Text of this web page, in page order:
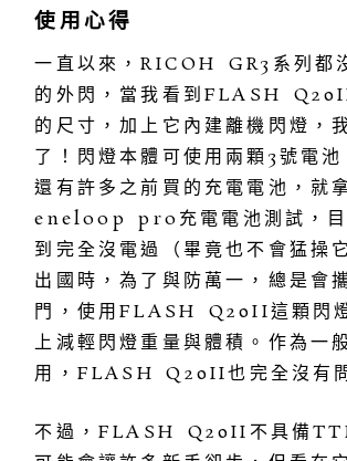
使用心得
一直以來，RICOH GR3系列都
的外閃，當我看到FLASH
的尺寸，加上它內建離機閃燈，
了！閃燈本體可使用兩顆3號電
還有許多之前買的充電電池，就
eneloop pro充電電池測試，目
到完全沒電過（畢竟也不會猛操
出國時，為了與防萬一，總是會
門，使用FLASH Q20II這顆閃
上減輕閃燈重量與體積。作為一
用，FLASH Q20II也完全沒有
不過，FLASH Q20II不具備